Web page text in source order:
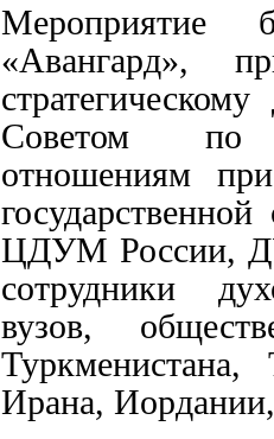
«Авангард»,
Советом по
отношениям
ЦДУМ России,
сотрудники
вузов,
Туркменистана,
Ирана,